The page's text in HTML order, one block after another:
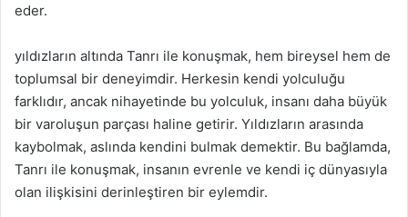
eder.
yıldızların altında Tanrı ile konuşmak, hem bireysel hem de
toplumsal bir deneyimdir. Herkesin kendi yolculuğu
farklıdır, ancak nihayetinde bu yolculuk, insanı daha büyük
bir varoluşun parçası haline getirir. Yıldızların arasında
kaybolmak, aslında kendini bulmak demektir. Bu bağlamda,
Tanrı ile konuşmak, insanın evrenle ve kendi iç dünyasıyla
olan ilişkisini derinleştiren bir eylemdir.